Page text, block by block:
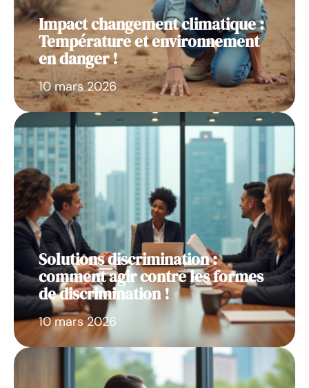
Impact changement climatique :
Température et environnement
en danger !
10 mars 2026
Solutions discrimination :
comment agir contre les formes
de discrimination !
10 mars 2026